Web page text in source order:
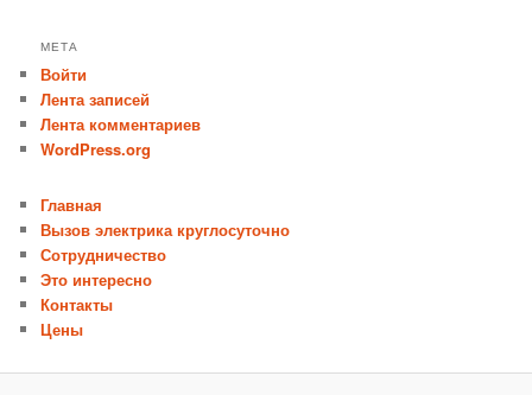
МЕТА
Войти
Лента записей
Лента комментариев
WordPress.org
Главная
Вызов электрика круглосуточно
Сотрудничество
Это интересно
Контакты
Цены